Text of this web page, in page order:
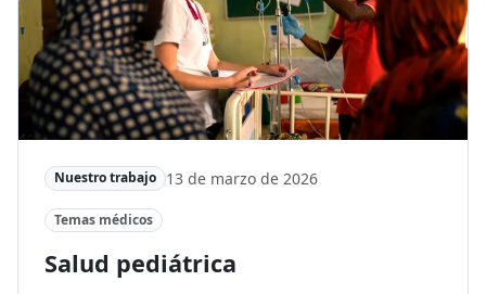
Nuestro trabajo 13 de marzo de 2026
Temas médicos
Salud pediátrica